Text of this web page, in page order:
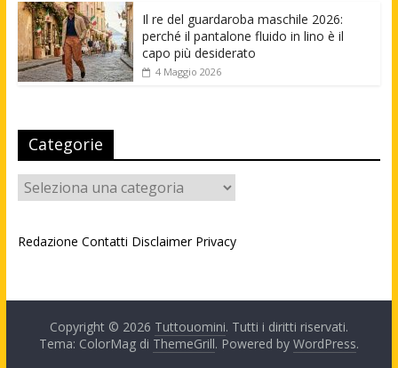
Il re del guardaroba maschile 2026:
perché il pantalone fluido in lino è il
capo più desiderato
4 Maggio 2026
Categorie
Categorie
Redazione Contatti Disclaimer Privacy
Copyright © 2026 Tuttouomini. Tutti i diritti riservati.
Tema: ColorMag di ThemeGrill. Powered by WordPress.